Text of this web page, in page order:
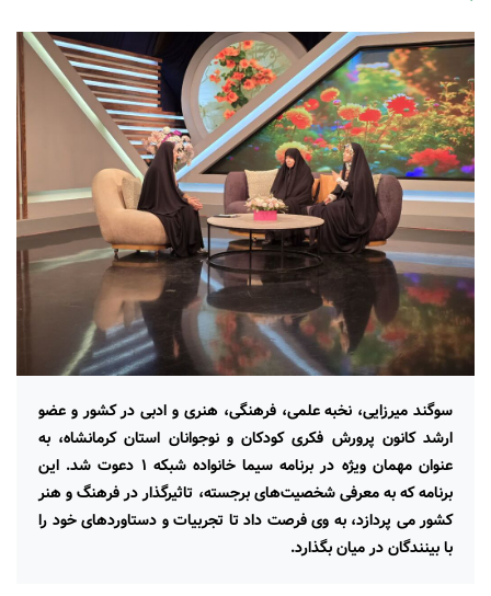
سوگند میرزایی، نخبه علمی، فرهنگی، هنری و ادبی در کشور و عضو
ارشد کانون پرورش فکری کودکان و نوجوانان استان کرمانشاه، به
عنوان مهمان ویژه در برنامه سیما خانواده شبکه ۱ دعوت شد. این
برنامه که به معرفی شخصیت‌های برجسته، تاثیرگذار در فرهنگ و هنر
کشور می پردازد، به وی فرصت داد تا تجربیات و دستاوردهای خود را
با بینندگان در میان بگذارد.